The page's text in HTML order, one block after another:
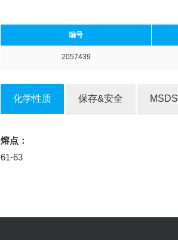
编号
2057439
化学性质 保存&安全 MSDS
熔点：
61-63